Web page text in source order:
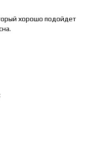
хорошо подойдет